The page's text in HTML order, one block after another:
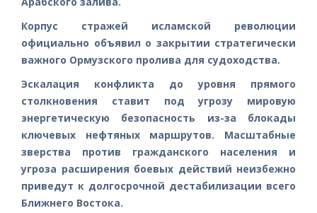
Корпус стражей исламской революции
официально объявил о закрытии стратегически
важного Ормузского пролива для судоходства.
Эскалация конфликта до уровня прямого
столкновения ставит под угрозу мировую
энергетическую безопасность из-за блокады
ключевых нефтяных маршрутов. Масштабные
зверства против гражданского населения и
угроза расширения боевых действий неизбежно
приведут к долгосрочной дестабилизации всего
Ближнего Востока.